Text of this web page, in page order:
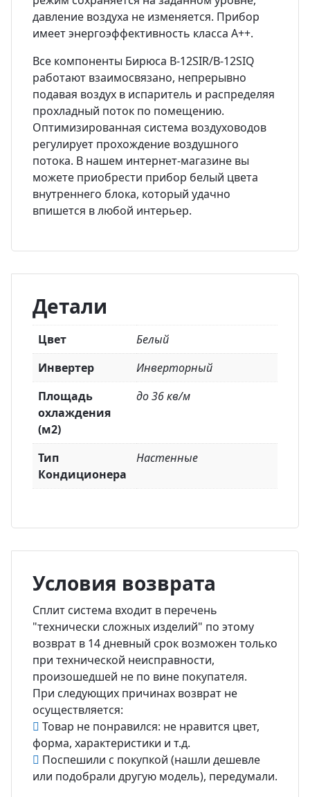
давление воздуха не изменяется. Прибор
имеет энергоэффективность класса A++.
Все компоненты Бирюса B-12SIR/B-12SIQ
работают взаимосвязано, непрерывно
подавая воздух в испаритель и распределяя
прохладный поток по помещению.
Оптимизированная система воздуховодов
регулирует прохождение воздушного
потока. В нашем интернет-магазине вы
можете приобрести прибор белый цвета
внутреннего блока, который удачно
впишется в любой интерьер.
Детали
Цвет
Белый
Инвертер
Инверторный
Площадь
охлаждения
(м2)
до 36 кв/м
Тип
Кондиционера
Настенные
Условия возврата
Сплит система входит в перечень
"технически сложных изделий" по этому
возврат в 14 дневный срок возможен только
при технической неисправности,
произошедшей не по вине покупателя.
При следующих причинах возврат не
осуществляется:
Товар не понравился: не нравится цвет,
форма, характеристики и т.д.
Поспешили с покупкой (нашли дешевле
или подобрали другую модель), передумали.